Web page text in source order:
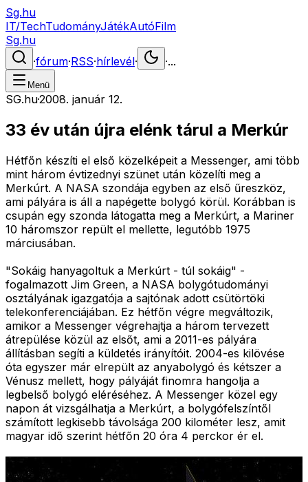
Sg.hu
IT/TechTudományJátékAutóFilm
Sg.hu
·fórum·RSS·hírlevél· ·...
Menü
SG.hu·2008. január 12.
33 év után újra elénk tárul a Merkúr
Hétfőn készíti el első közelképeit a Messenger, ami több
mint három évtizednyi szünet után közelíti meg a
Merkúrt. A NASA szondája egyben az első űreszköz,
ami pályára is áll a napégette bolygó körül. Korábban is
csupán egy szonda látogatta meg a Merkúrt, a Mariner
10 háromszor repült el mellette, legutóbb 1975
márciusában.
"Sokáig hanyagoltuk a Merkúrt - túl sokáig" -
fogalmazott Jim Green, a NASA bolygótudományi
osztályának igazgatója a sajtónak adott csütörtöki
telekonferenciájában. Ez hétfőn végre megváltozik,
amikor a Messenger végrehajtja a három tervezett
átrepülése közül az elsőt, ami a 2011-es pályára
állításban segíti a küldetés irányítóit. 2004-es kilövése
óta egyszer már elrepült az anyabolygó és kétszer a
Vénusz mellett, hogy pályáját finomra hangolja a
legbelső bolygó eléréséhez. A Messenger közel egy
napon át vizsgálhatja a Merkúrt, a bolygófelszíntől
számított legkisebb távolsága 200 kilométer lesz, amit
magyar idő szerint hétfőn 20 óra 4 perckor ér el.